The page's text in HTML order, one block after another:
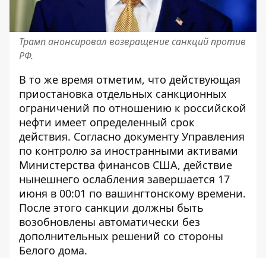
Трамп анонсировал возвращение санкций против
РФ.
В то же время отметим, что действующая
приостановка отдельных санкционных
ограничений по отношению к российской
нефти имеет определенный срок
действия. Согласно документу Управления
по контролю за иностранными активами
Министерства финансов США, действие
нынешнего ослабления завершается 17
июня в 00:01 по вашингтонскому времени.
После этого санкции должны быть
возобновлены автоматически без
дополнительных решений со стороны
Белого дома.